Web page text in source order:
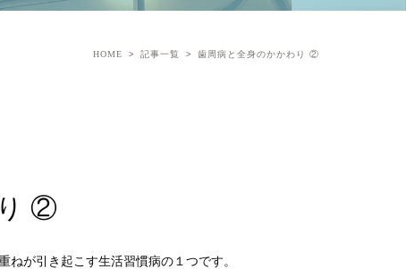
HOME 記事一覧 歯周病と全身のかかわり ②
②
が引き起こす生活習慣病の１つです。